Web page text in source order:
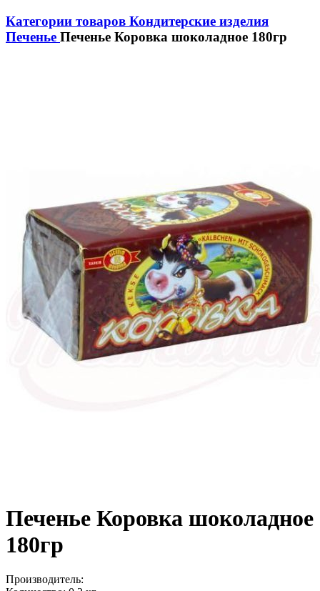
Категории товаров Кондитерские изделия
Печенье Печенье Коровка шоколадное 180гр
Печенье Коровка шоколадное
180гр
Производитель: